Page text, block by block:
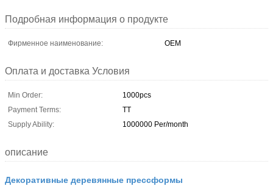
Подробная информация о продукте
Фирменное наименование: OEM
Оплата и доставка Условия
Min Order:
1000pcs
Payment Terms:
TT
Supply Ability:
1000000 Per/month
описание
Декоративные деревянные прессформы